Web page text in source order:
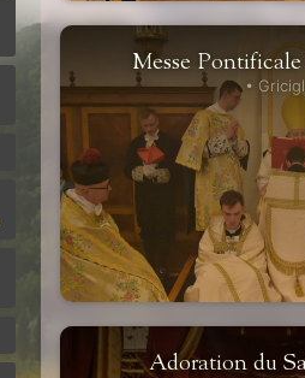
Messe
•
Adoration du